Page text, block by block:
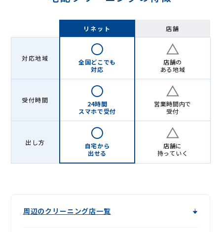
リネット 店舗
対応地域
全国どこでも
対応
店舗の
ある地域
受付時間
24時間
スマホで受付
営業時間内で
受付
出し方
自宅から
出せる
店舗に
持っていく
周辺のクリーニング店一覧